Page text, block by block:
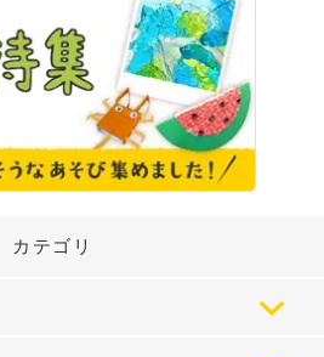
カテゴリ